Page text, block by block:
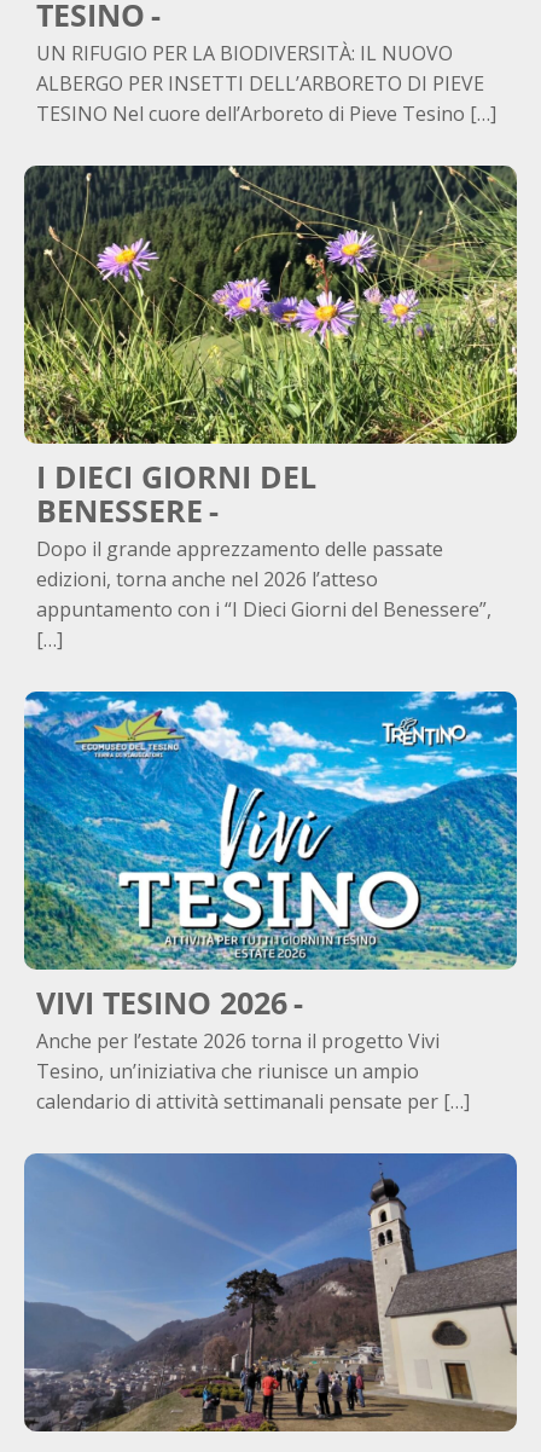
TESINO
UN RIFUGIO PER LA BIODIVERSITÀ: IL NUOVO
ALBERGO PER INSETTI DELL’ARBORETO DI PIEVE
TESINO Nel cuore dell’Arboreto di Pieve Tesino […]
I DIECI GIORNI DEL
BENESSERE
Dopo il grande apprezzamento delle passate
edizioni, torna anche nel 2026 l’atteso
appuntamento con i “I Dieci Giorni del Benessere”,
[…]
VIVI TESINO 2026
Anche per l’estate 2026 torna il progetto Vivi
Tesino, un’iniziativa che riunisce un ampio
calendario di attività settimanali pensate per […]